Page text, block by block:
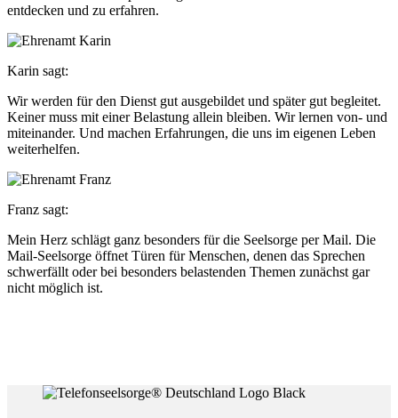
entdecken und zu erfahren.
Karin sagt:
Wir werden für den Dienst gut ausgebildet und später gut begleitet.
Keiner muss mit einer Belastung allein bleiben. Wir lernen von- und
miteinander. Und machen Erfahrungen, die uns im eigenen Leben
weiterhelfen.
Franz sagt:
Mein Herz schlägt ganz besonders für die Seelsorge per Mail. Die
Mail-Seelsorge öffnet Türen für Menschen, denen das Sprechen
schwerfällt oder bei besonders belastenden Themen zunächst gar
nicht möglich ist.